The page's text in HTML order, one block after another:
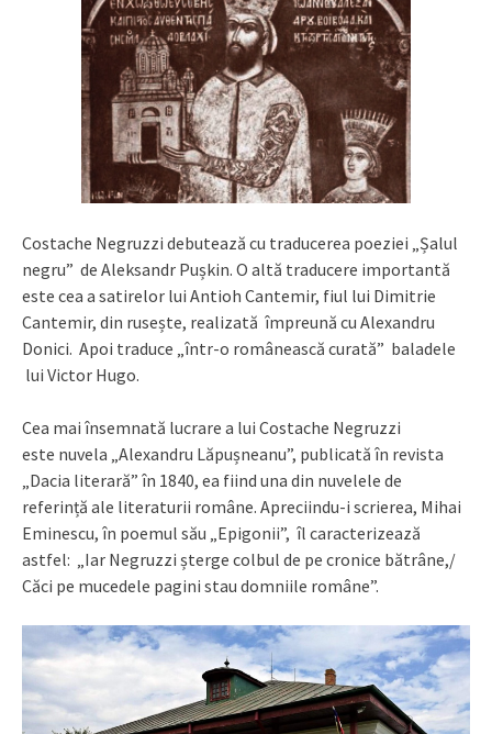
Costache Negruzzi debutează cu traducerea poeziei „Șalul
negru” de Aleksandr Pușkin. O altă traducere importantă
este cea a satirelor lui Antioh Cantemir, fiul lui Dimitrie
Cantemir, din rusește, realizată împreună cu Alexandru
Donici. Apoi traduce „într-o românească curată” baladele
lui Victor Hugo.
Cea mai însemnată lucrare a lui Costache Negruzzi
este nuvela „Alexandru Lăpușneanu”, publicată în revista
„Dacia literară” în 1840, ea fiind una din nuvelele de
referință ale literaturii române. Apreciindu-i scrierea, Mihai
Eminescu, în poemul său „Epigonii”, îl caracterizează
astfel: „Iar Negruzzi șterge colbul de pe cronice bătrâne,/
Căci pe mucedele pagini stau domniile române”.